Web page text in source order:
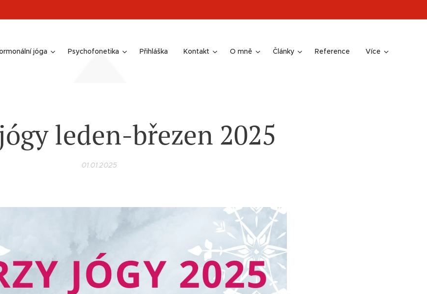
jóga Psychofonetika Přihláška Kontakt O mně Články Reference Více
leden-březen 2025
01.01.2025